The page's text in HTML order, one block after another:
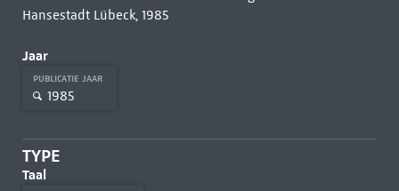
Hansestadt Lübeck, 1985
Jaar
PUBLICATIE JAAR
1985
TYPE
Taal